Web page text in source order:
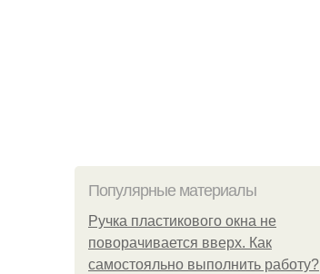
Популярные материалы
Ручка пластикового окна не
поворачивается вверх. Как
самостояльно выполнить работу?